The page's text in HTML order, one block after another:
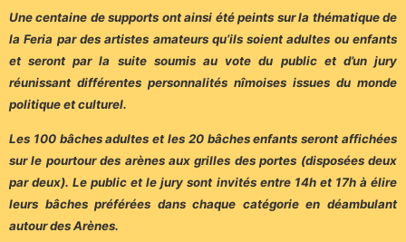
Une centaine de supports ont ainsi été peints sur la thématique de
la Feria par des artistes amateurs qu’ils soient adultes ou enfants
et seront par la suite soumis au vote du public et d’un jury
réunissant différentes personnalités nîmoises issues du monde
politique et culturel.
Les 100 bâches adultes et les 20 bâches enfants seront affichées
sur le pourtour des arènes aux grilles des portes (disposées deux
par deux). Le public et le jury sont invités entre 14h et 17h à élire
leurs bâches préférées dans chaque catégorie en déambulant
autour des Arènes.